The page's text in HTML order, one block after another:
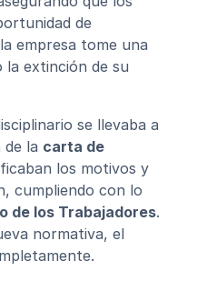
de
empresa tome una
la extinción de su
se llevaba a
la carta de
los motivos y
cumpliendo con lo
de los Trabajadores.
normativa, el